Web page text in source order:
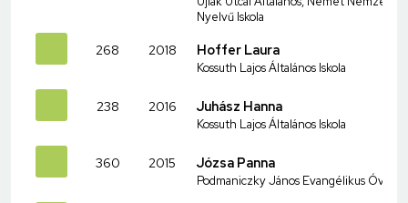
Nyelvű Iskola
268 2018 Hoffer Laura
Kossuth Lajos Általános Iskola
238 2016 Juhász Hanna
Kossuth Lajos Általános Iskola
360 2015 Józsa Panna
Podmaniczky János Evangélikus Óvoda